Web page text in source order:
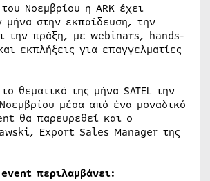
Νοεμβρίου η ARK έχει
μήνα στην εκπαίδευση, την
την πράξη, με webinars, hands-
εκπλήξεις για επαγγελματίες
θεματικό της μήνα SATEL την
μέσα από ένα μοναδικό
θα παρευρεθεί και ο
Export Sales Manager της
περιλαμβάνει: